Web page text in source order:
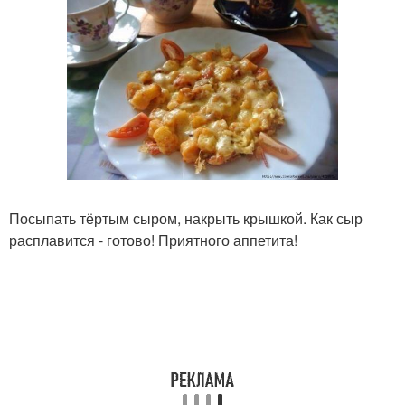
Посыпать тёртым сыром, накрыть крышкой. Как сыр
расплавится - готово! Приятного аппетита!